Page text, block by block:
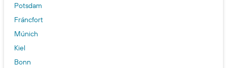
Potsdam
Fráncfort
Múnich
Kiel
Bonn